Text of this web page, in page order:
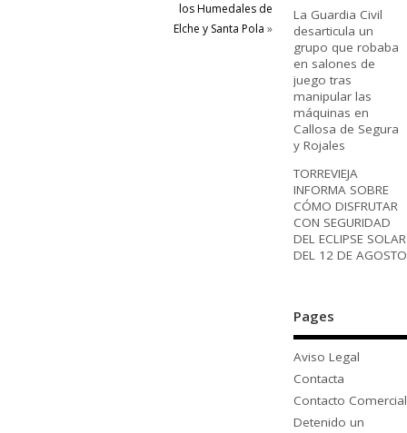
los Humedales de
Elche y Santa Pola »
La Guardia Civil
desarticula un
grupo que robaba
en salones de
juego tras
manipular las
máquinas en
Callosa de Segura
y Rojales
TORREVIEJA
INFORMA SOBRE
CÓMO DISFRUTAR
CON SEGURIDAD
DEL ECLIPSE SOLAR
DEL 12 DE AGOSTO
Pages
Aviso Legal
Contacta
Contacto Comercial
Detenido un